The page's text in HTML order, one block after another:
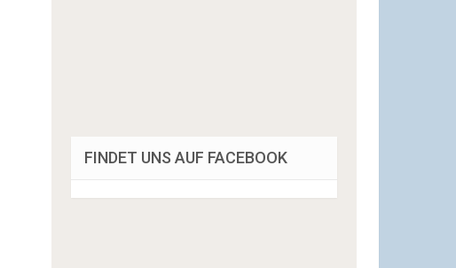
FINDET UNS AUF FACEBOOK